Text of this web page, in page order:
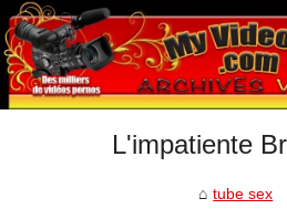
L'impatiente
tube sex